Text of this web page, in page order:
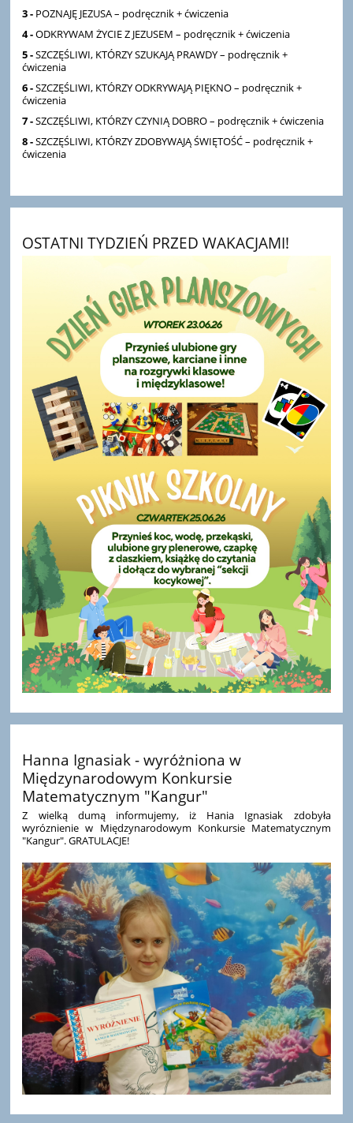
3 - POZNAJĘ JEZUSA – podręcznik + ćwiczenia
4 -ODKRYWAM ŻYCIE Z JEZUSEM – podręcznik + ćwiczenia
5 -SZCZĘŚLIWI, KTÓRZY SZUKAJĄ PRAWDY – podręcznik +
ćwiczenia
6 -SZCZĘŚLIWI, KTÓRZY ODKRYWAJĄ PIĘKNO – podręcznik +
ćwiczenia
7 -SZCZĘŚLIWI, KTÓRZY CZYNIĄ DOBRO – podręcznik + ćwiczenia
8 -SZCZĘŚLIWI, KTÓRZY ZDOBYWAJĄ ŚWIĘTOŚĆ – podręcznik +
ćwiczenia
OSTATNI TYDZIEŃ PRZED WAKACJAMI!
Hanna Ignasiak - wyróżniona w
Międzynarodowym Konkursie
Matematycznym "Kangur"
Z wielką dumą informujemy, iż Hania Ignasiak zdobyła
wyróznienie w Międzynarodowym Konkursie Matematycznym
"Kangur". GRATULACJE!